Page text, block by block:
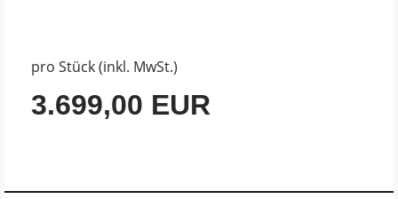
pro Stück (inkl. MwSt.)
3.699,00 EUR